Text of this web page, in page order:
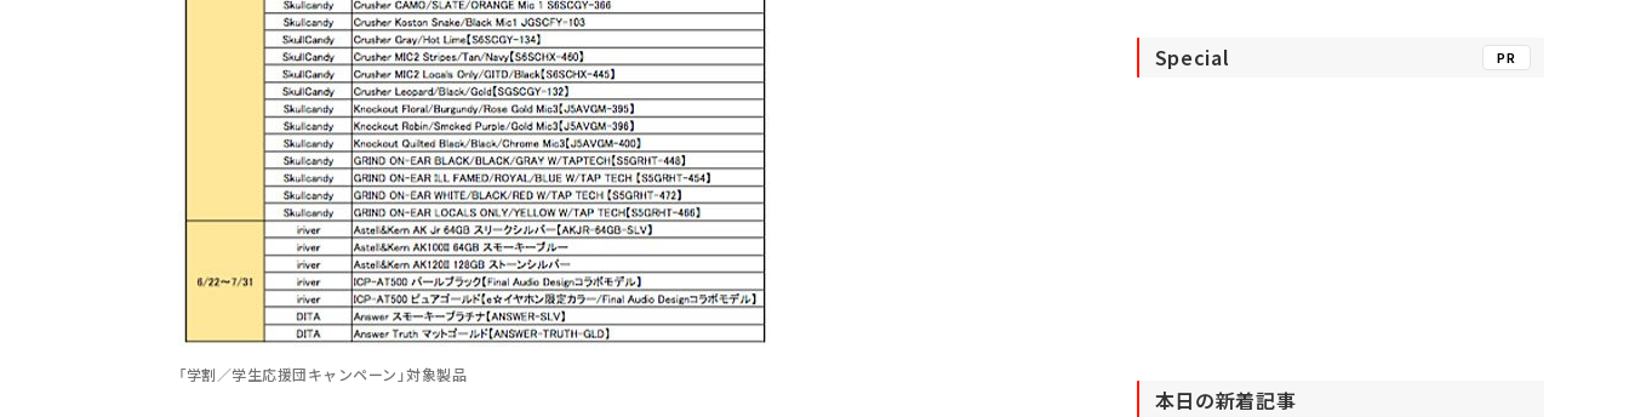
「学割／学生応援団キャンペーン」対象製品
Special PR
本日の新着記事